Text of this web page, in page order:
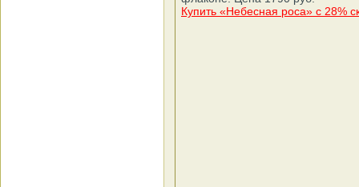
Купить «Небесная роса» с 28%